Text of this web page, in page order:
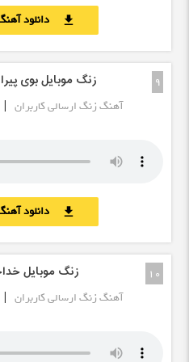
download دانلود
9 زنگ موبایل بوی
آهنگ زنگ ارسالی کاربران |
download دانلود
10 زنگ موبایل
آهنگ زنگ ارسالی کاربران |